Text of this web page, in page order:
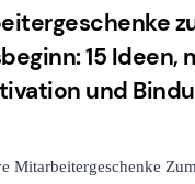
15 Ideen,
und
Mitarbeitergeschenke